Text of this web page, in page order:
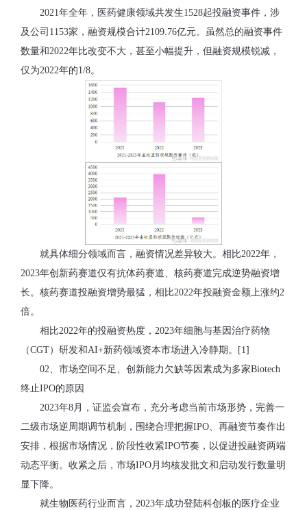
2021年全年，医药健康领域共发生1528起投融资事件，涉
及公司1153家，融资规模合计2109.76亿元。虽然总的融资事件
数量和2022年比改变不大，甚至小幅提升，但融资规模锐减，
仅为2022年的1/8。
就具体细分领域而言，融资情况差异较大。相比2022年，
2023年创新药赛道仅有抗体药赛道、核药赛道完成逆势融资增
长。核药赛道投融资增势最猛，相比2022年投融资金额上涨约2
倍。
相比2022年的投融资热度，2023年细胞与基因治疗药物
（CGT）研发和AI+新药领域资本市场进入冷静期。[1]
02、市场空间不足、创新能力欠缺等因素成为多家Biotech
终止IPO的原因
2023年8月，证监会宣布，充分考虑当前市场形势，完善一
二级市场逆周期调节机制，围绕合理把握IPO、再融资节奏作出
安排，根据市场情况，阶段性收紧IPO节奏，以促进投融资两端
动态平衡。收紧之后，市场IPO月均核发批文和启动发行数量明
显下降。
就生物医药行业而言，2023年成功登陆科创板的医疗企业